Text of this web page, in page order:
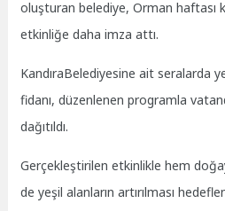
oluşturan belediye, Orman haftası
etkinliğe daha imza attı.
KandıraBelediyesine ait seralarda
fidanı, düzenlenen programla
dağıtıldı.
Gerçekleştirilen etkinlikle hem
de yeşil alanların artırılması